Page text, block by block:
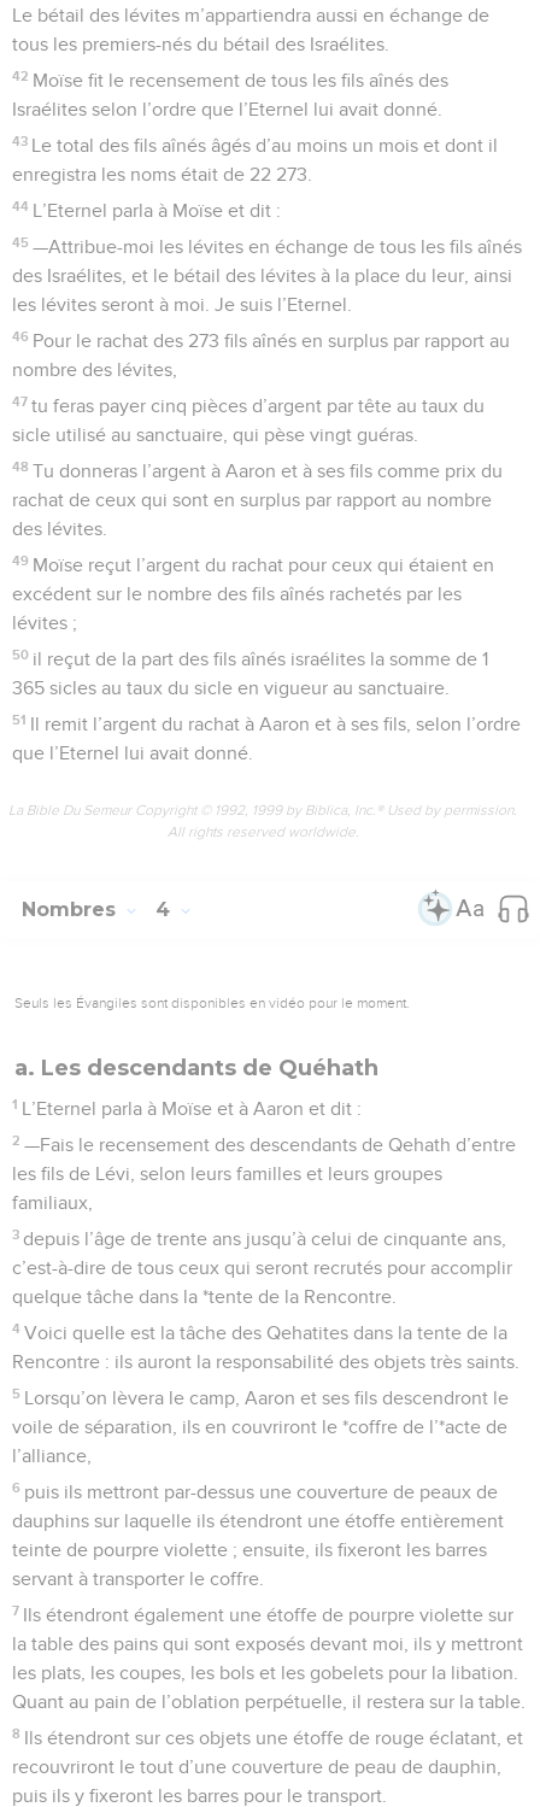
Le bétail des lévites m’appartiendra aussi en échange de
tous les premiers-nés du bétail des Israélites.
42 Moïse fit le recensement de tous les fils aînés des
Israélites selon l’ordre que l’Eternel lui avait donné.
43 Le total des fils aînés âgés d’au moins un mois et dont il
enregistra les noms était de 22 273.
44 L’Eternel parla à Moïse et dit :
45 —Attribue-moi les lévites en échange de tous les fils aînés
des Israélites, et le bétail des lévites à la place du leur, ainsi
les lévites seront à moi. Je suis l’Eternel.
46 Pour le rachat des 273 fils aînés en surplus par rapport au
nombre des lévites,
47 tu feras payer cinq pièces d’argent par tête au taux du
sicle utilisé au sanctuaire, qui pèse vingt guéras.
48 Tu donneras l’argent à Aaron et à ses fils comme prix du
rachat de ceux qui sont en surplus par rapport au nombre
des lévites.
49 Moïse reçut l’argent du rachat pour ceux qui étaient en
excédent sur le nombre des fils aînés rachetés par les
lévites ;
50 il reçut de la part des fils aînés israélites la somme de 1
365 sicles au taux du sicle en vigueur au sanctuaire.
51 Il remit l’argent du rachat à Aaron et à ses fils, selon l’ordre
que l’Eternel lui avait donné.
La Bible Du Semeur Copyright © 1992, 1999 by Biblica, Inc.® Used by permission.
All rights reserved worldwide.
Nombres 4
Seuls les Évangiles sont disponibles en vidéo pour le moment.
a. Les descendants de Quéhath
1 L’Eternel parla à Moïse et à Aaron et dit :
2 —Fais le recensement des descendants de Qehath d’entre
les fils de Lévi, selon leurs familles et leurs groupes
familiaux,
3 depuis l’âge de trente ans jusqu’à celui de cinquante ans,
c’est-à-dire de tous ceux qui seront recrutés pour accomplir
quelque tâche dans la *tente de la Rencontre.
4 Voici quelle est la tâche des Qehatites dans la tente de la
Rencontre : ils auront la responsabilité des objets très saints.
5 Lorsqu’on lèvera le camp, Aaron et ses fils descendront le
voile de séparation, ils en couvriront le *coffre de l’*acte de
l’alliance,
6 puis ils mettront par-dessus une couverture de peaux de
dauphins sur laquelle ils étendront une étoffe entièrement
teinte de pourpre violette ; ensuite, ils fixeront les barres
servant à transporter le coffre.
7 Ils étendront également une étoffe de pourpre violette sur
la table des pains qui sont exposés devant moi, ils y mettront
les plats, les coupes, les bols et les gobelets pour la libation.
Quant au pain de l’oblation perpétuelle, il restera sur la table.
8 Ils étendront sur ces objets une étoffe de rouge éclatant, et
recouvriront le tout d’une couverture de peau de dauphin,
puis ils y fixeront les barres pour le transport.